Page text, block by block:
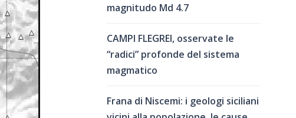
magnitudo Md 4.7
CAMPI FLEGREI, osservate le
“radici” profonde del sistema
magmatico
Frana di Niscemi: i geologi siciliani